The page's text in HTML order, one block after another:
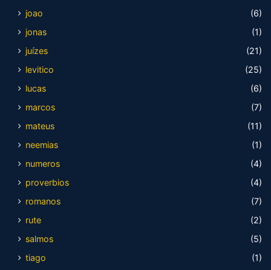
joao
(6)
jonas
(1)
juízes
(21)
levitico
(25)
lucas
(6)
marcos
(7)
mateus
(11)
neemias
(1)
numeros
(4)
proverbios
(4)
romanos
(7)
rute
(2)
salmos
(5)
tiago
(1)